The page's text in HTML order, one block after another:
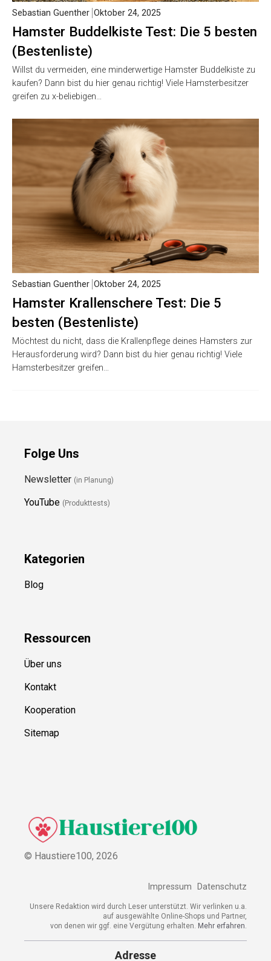
Hamster Buddelkiste Test: Die 5 besten
(Bestenliste)
Sebastian Guenther Oktober 24, 2025
Willst du vermeiden, eine minderwertige Hamster Buddelkiste zu
kaufen? Dann bist du hier genau richtig! Viele Hamsterbesitzer
greifen zu x-beliebigen…
Hamster Krallenschere Test: Die 5
besten (Bestenliste)
Sebastian Guenther Oktober 24, 2025
Möchtest du nicht, dass die Krallenpflege deines Hamsters zur
Herausforderung wird? Dann bist du hier genau richtig! Viele
Hamsterbesitzer greifen…
Folge Uns
Newsletter (in Planung)
YouTube (Produkttests)
Kategorien
Blog
Ressourcen
Über uns
Kontakt
Kooperation
Sitemap
© Haustiere100, 2026
Impressum Datenschutz
Unsere Redaktion wird durch Leser unterstützt. Wir verlinken u.a.
auf ausgewählte Online-Shops und Partner,
von denen wir ggf. eine Vergütung erhalten. Mehr erfahren.
Adresse